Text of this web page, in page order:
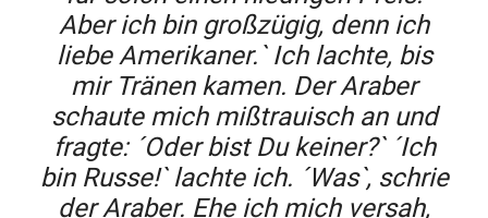
Aber ich bin großzügig, denn ich
liebe Amerikaner.` Ich lachte, bis
mir Tränen kamen. Der Araber
schaute mich mißtrauisch an und
fragte: ´Oder bist Du keiner?` ´Ich
bin Russe!` lachte ich. ´Was`, schrie
der Araber. Ehe ich mich versah,